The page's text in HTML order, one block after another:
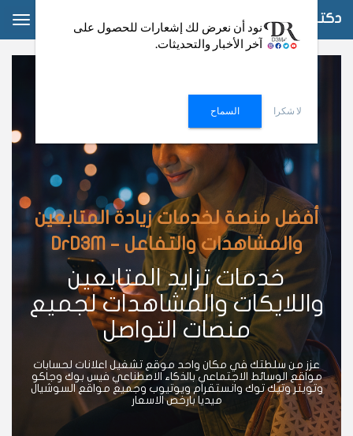
دكتور دعم
أفضل منصة لخدمات زيادة المتابعين
والمشاهدات والتفاعل – DrD3M
خدمات تزايد المتابعين
واللايكات والمشاهدات لجميع
منصات التواصل
عزز من سلطتك في مكان واحد موقع تشغيل اعلانات لحسابات
مواقع الوسائط الاجتماعي بالذكاء الاصطناعي فيس بوك وجاكو
وتويتر وتيك توك وانستقرام ويوتيوب وجميع مواقع السوشيال
ميديا بارخص الاسعار
نود أن نعرض لك إشعارات للحصول على
آخر الأخبار والتحديثات.
لا شكرا السماح